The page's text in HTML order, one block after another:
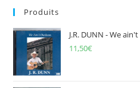
Produits
J.R. DUNN - We
11,50€